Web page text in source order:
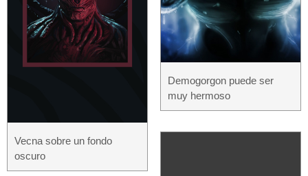
Vecna ​​​​sobre un fondo
oscuro
Demogorgon puede ser
muy hermoso